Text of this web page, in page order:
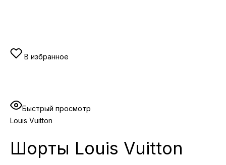
В избранное
Быстрый просмотр
Louis Vuitton
Шорты Louis Vuitton